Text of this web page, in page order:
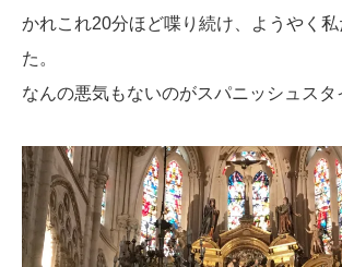
かれこれ20分ほど喋り続け、ようやく
た。
なんの悪気もないのがスパニッシュスタ